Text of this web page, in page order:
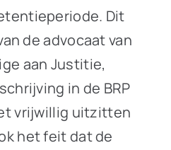
Dit
de advocaat van
aan Justitie,
in de BRP
vrijwillig uitzitten
het feit dat de